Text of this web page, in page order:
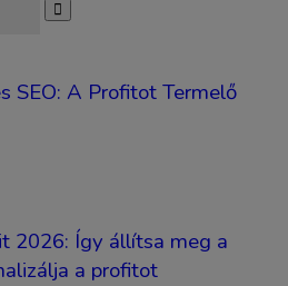
SEO: A Profitot Termelő
2026: Így állítsa meg a
a profitot